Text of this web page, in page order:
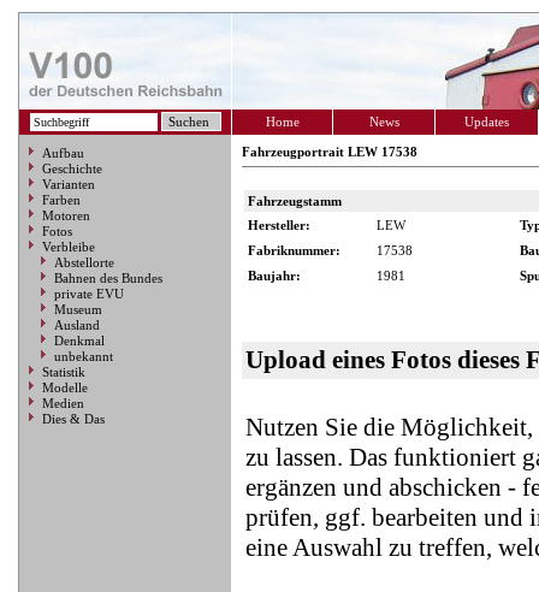
Home News Updates
Aufbau
Geschichte
Varianten
Farben
Motoren
Fotos
Verbleibe
Abstellorte
Bahnen des Bundes
private EVU
Museum
Ausland
Denkmal
unbekannt
Statistik
Modelle
Medien
Dies & Das
Fahrzeugportrait LEW 17538
Fahrzeugstamm
Hersteller:
LEW
Fabriknummer:
17538
Baujahr:
1981
Upload eines Fotos dieses
Nutzen Sie die
zu lassen. Das funktioniert
ergänzen und abschicken -
prüfen, ggf. bearbeiten und
eine Auswahl zu treffen,